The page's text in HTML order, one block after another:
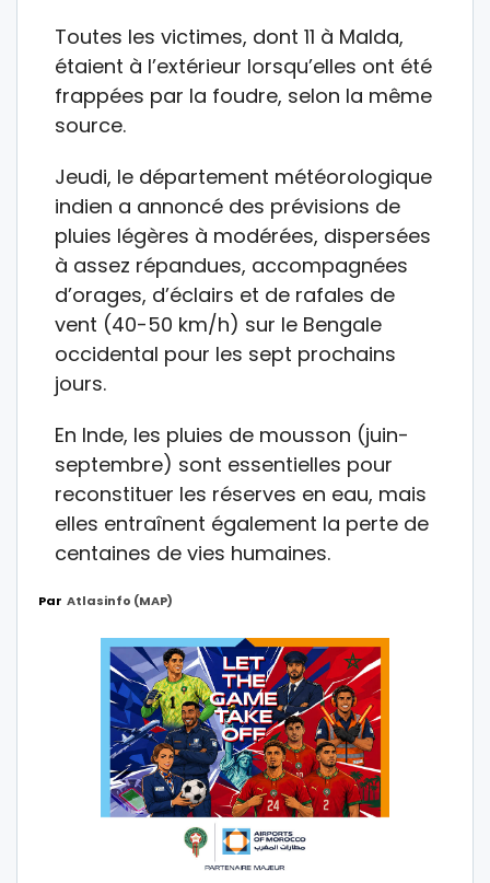
Toutes les victimes, dont 11 à Malda,
étaient à l’extérieur lorsqu’elles ont été
frappées par la foudre, selon la même
source.
Jeudi, le département météorologique
indien a annoncé des prévisions de
pluies légères à modérées, dispersées
à assez répandues, accompagnées
d’orages, d’éclairs et de rafales de
vent (40-50 km/h) sur le Bengale
occidental pour les sept prochains
jours.
En Inde, les pluies de mousson (juin-
septembre) sont essentielles pour
reconstituer les réserves en eau, mais
elles entraînent également la perte de
centaines de vies humaines.
Par Atlasinfo (MAP)